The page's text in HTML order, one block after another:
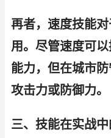
再者，速度技能
用。尽管速度可
能力，但在城市
攻击力或防御力。
三、技能在实战